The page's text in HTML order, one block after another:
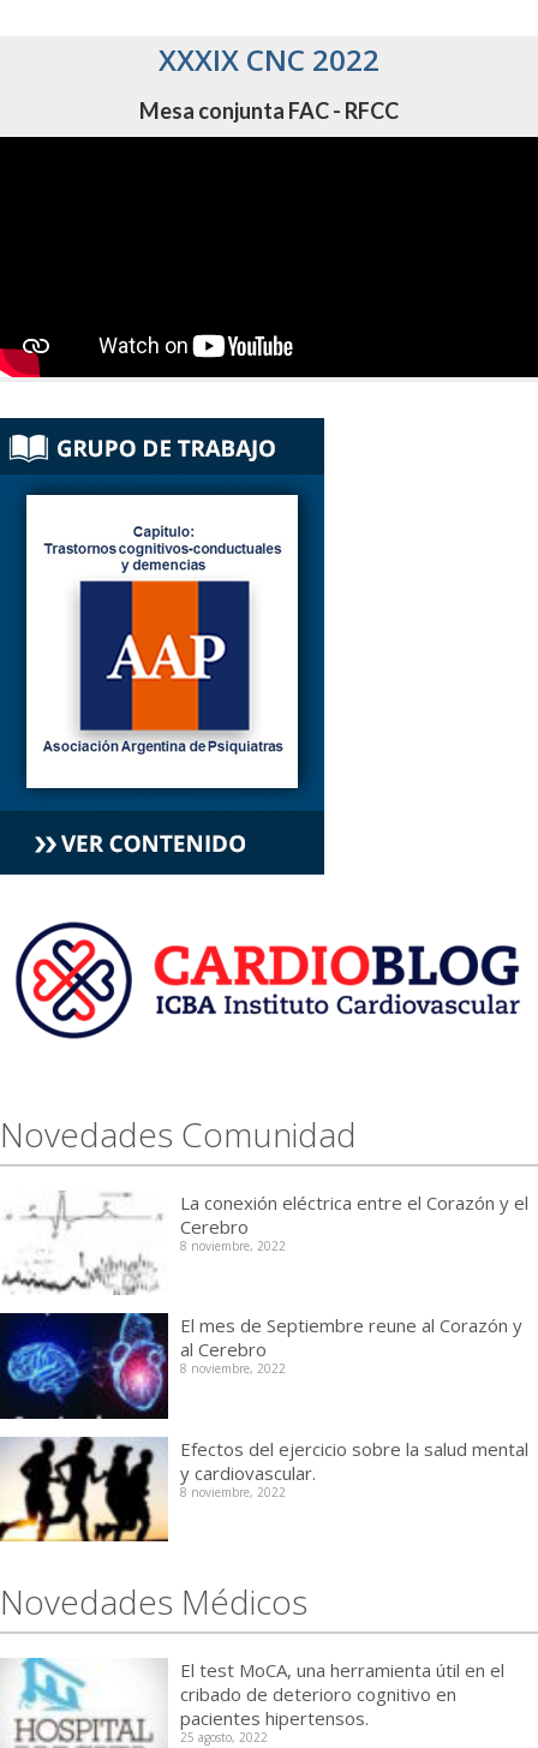
XXXIX CNC 2022
Mesa conjunta FAC - RFCC
Novedades Comunidad
La conexión eléctrica entre el Corazón y el
Cerebro
8 noviembre, 2022
El mes de Septiembre reune al Corazón y
al Cerebro
8 noviembre, 2022
Efectos del ejercicio sobre la salud mental
y cardiovascular.
8 noviembre, 2022
Novedades Médicos
El test MoCA, una herramienta útil en el
cribado de deterioro cognitivo en
pacientes hipertensos.
25 agosto, 2022